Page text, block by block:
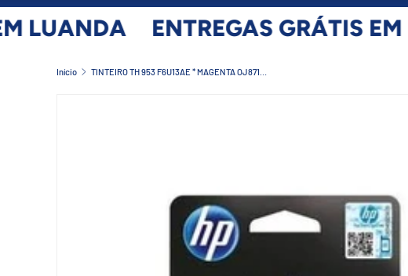
LUANDA ENTREGAS GRÁTIS EM
Início